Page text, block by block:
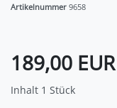
Artikelnummer 9658
189,00 EUR
Inhalt 1 Stück